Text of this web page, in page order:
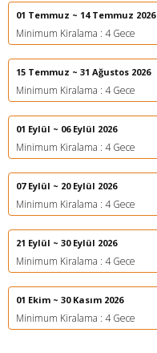
01 Temmuz ~ 14 Temmuz 2026
Minimum Kiralama : 4 Gece
15 Temmuz ~ 31 Ağustos 2026
Minimum Kiralama : 4 Gece
01 Eylül ~ 06 Eylül 2026
Minimum Kiralama : 4 Gece
07 Eylül ~ 20 Eylül 2026
Minimum Kiralama : 4 Gece
21 Eylül ~ 30 Eylül 2026
Minimum Kiralama : 4 Gece
01 Ekim ~ 30 Kasım 2026
Minimum Kiralama : 4 Gece